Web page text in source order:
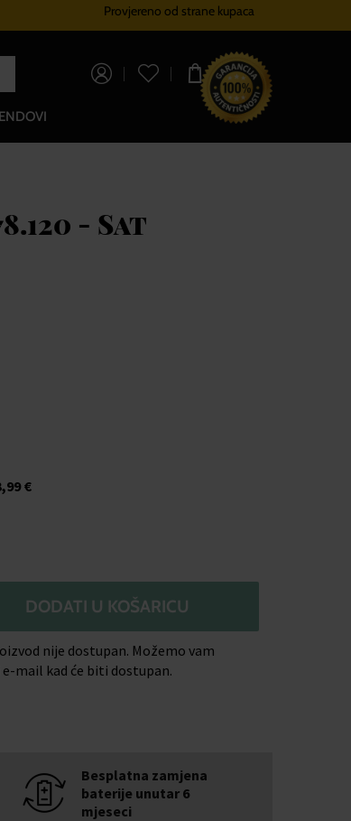
Sustav vjernostiProvjereno od strane kupaca
0,00 €
- Sat
€
DODATI U KOŠARICU
nije dostupan. Možemo vam
mail kad će biti dostupan.
Besplatna zamjena
baterije unutar 6
mjeseci